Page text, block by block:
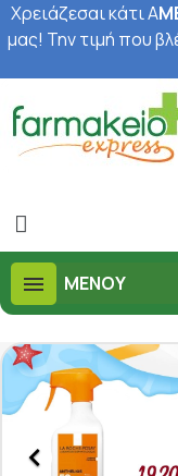
Χρειάζεσαι κάτι Α
μας! Την τιμή που
ΜΕΝΟΎ
